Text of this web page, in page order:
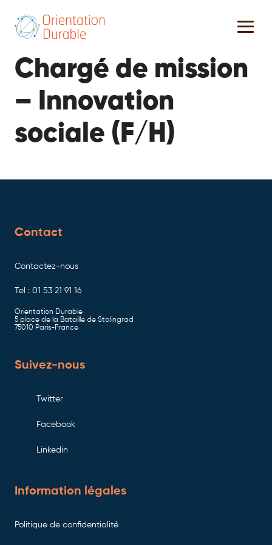
Chargé de mission
– Innovation
sociale (F/H)
Contact
Contactez-nous
Tel : 01 53 21 91 16
Orientation Durable
5 place de la Bataille de Stalingrad
75010 Paris-France
Suivez-nous
Twitter
Facebook
Linkedin
Information légales
Politique de confidentialité